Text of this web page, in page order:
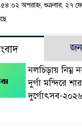
অপরাহ্ন, শুক্রবার, ২৭
নলচিড়ায় নিম্ন
দুর্গা মন্দিরে
দুর্গোৎসব-